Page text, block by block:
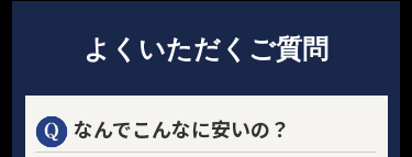
よくいただくご質問
なんでこんなに安いの？